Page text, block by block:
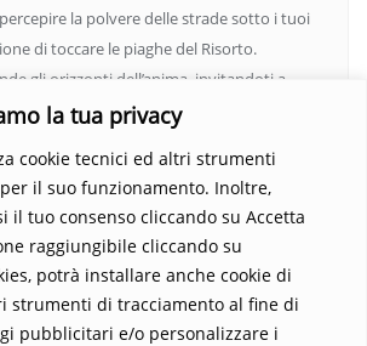
la tua privacy
cookie tecnici ed altri strumenti
il suo funzionamento. Inoltre,
il tuo consenso cliccando su Accetta
raggiungibile cliccando su
potrà installare anche cookie di
strumenti di tracciamento al fine di
pubblicitari e/o personalizzare i
la polvere delle strade sotto i tuoi
di toccare le piaghe del Risorto.
gli orizzonti dell’anima, invitandoti a
del conosciuto. Scopri un mondo in cui
perdere l’occasione di immergerti in
Acquista il libro e lascia che la
vita